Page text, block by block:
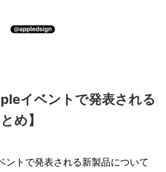
イベントで発表される
め】
トで発表される新製品について